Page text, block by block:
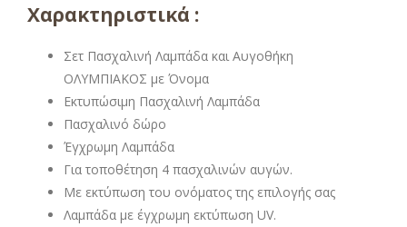
Χαρακτηριστικά :
Σετ Πασχαλινή Λαμπάδα και Αυγοθήκη
ΟΛΥΜΠΙΑΚΟΣ με Όνομα
Εκτυπώσιμη Πασχαλινή Λαμπάδα
Πασχαλινό δώρο
Έγχρωμη Λαμπάδα
Για τοποθέτηση 4 πασχαλινών αυγών.
Με εκτύπωση του ονόματος της επιλογής σας
Λαμπάδα με έγχρωμη εκτύπωση UV.